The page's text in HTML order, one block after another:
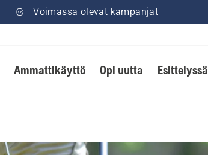
Voimassa olevat kampanjat
Ammattikäyttö Opi uutta Esittelyssä